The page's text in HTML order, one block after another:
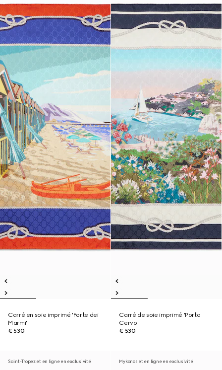
Carré en soie imprimé 'Forte dei
Marmi'
€ 530
Carré de soie imprimé 'Porto
Cervo'
€ 530
Saint-Tropez et en ligne en exclusivité Mykonos et en ligne en exclusivité